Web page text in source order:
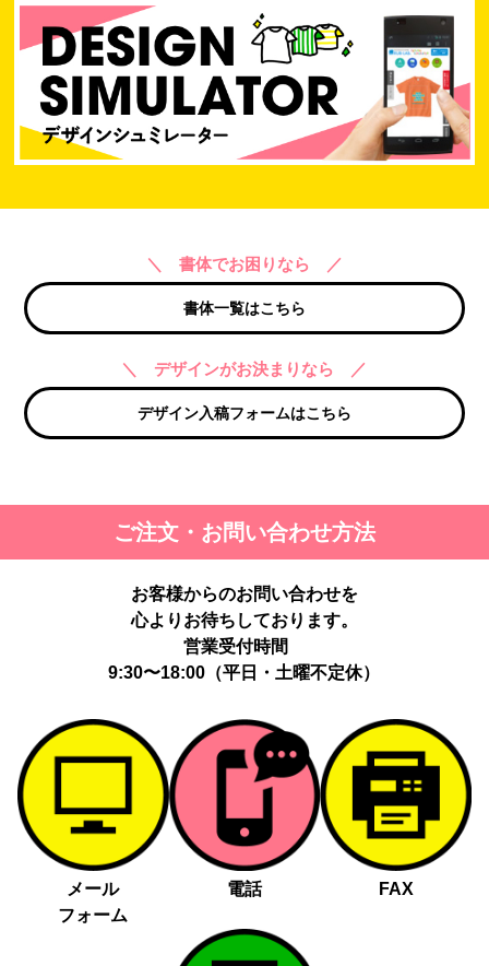
＼ 書体でお困りなら ／
書体一覧はこちら
＼ デザインがお決まりなら ／
デザイン入稿フォームはこちら
ご注文・お問い合わせ方法
お客様からのお問い合わせを
心よりお待ちしております。
営業受付時間
9:30〜18:00（平日・土曜不定休）
メール
フォーム
電話 FAX